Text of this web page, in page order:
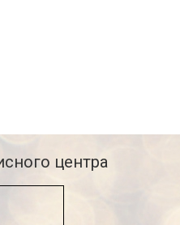
центра